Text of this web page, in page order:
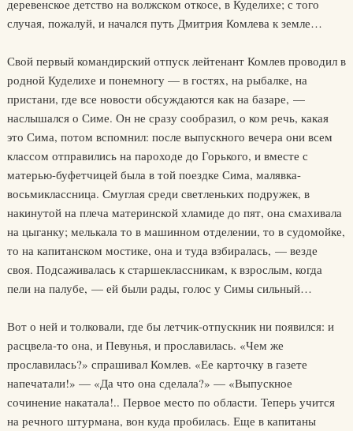
деревенское детство на волжском откосе, в Куделихе; с того
случая, пожалуй, и начался путь Дмитрия Комлева к земле…
Свой первый командирский отпуск лейтенант Комлев проводил в
родной Куделихе и понемногу — в гостях, на рыбалке, на
пристани, где все новости обсуждаются как на базаре, —
наслышался о Симе. Он не сразу сообразил, о ком речь, какая
это Сима, потом вспомнил: после выпускного вечера они всем
классом отправились на пароходе до Горького, и вместе с
матерью-буфетчицей была в той поездке Сима, малявка-
восьмиклассница. Смуглая среди светленьких подружек, в
накинутой на плеча материнской хламиде до пят, она смахивала
на цыганку; мелькала то в машинном отделении, то в судомойке,
то на капитанском мостике, она и туда взбиралась, — везде
своя. Подсаживалась к старшеклассникам, к взрослым, когда
пели на палубе, — ей были рады, голос у Симы сильный…
Вот о ней и толковали, где бы летчик-отпускник ни появился: и
расцвела-то она, и Певунья, и прославилась. «Чем же
прославилась?» спрашивал Комлев. «Ее карточку в газете
напечатали!» — «Да что она сделала?» — «Выпускное
сочинение накатала!.. Первое место по области. Теперь учится
на речного штурмана, вон куда пробилась. Еще в капитаны